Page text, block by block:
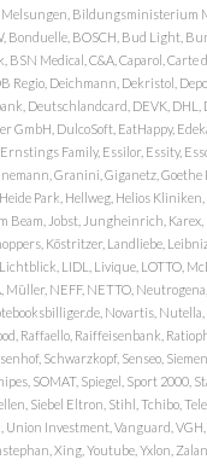
Melsungen, Bildungsministerium
Bonduelle, BOSCH, Bud Light,
Medical, C&A, Caparol, Carte d
Regio, Deichmann, Dekristol,
Deutschlandcard, DEVK, DHL,
GmbH, DulcoSoft, EatHappy,
Family, Essilor, Essity,
Granini, Giganetz, Goethe
Park, Hellweg, Helios Kliniken,
Beam, Jobst, Jungheinrich, Karex,
Köstritzer, Landliebe,
LIDL, Livique, LOTTO,
Müller, NEFF, NETTO,
Novartis, Nutella,
Raffaello, Raiffeisenbank,
Schwarzkopf, Senseo,
SOMAT, Spiegel, Sport 2000,
Siebel Eltron, Stihl, Tchibo,
Union Investment, Vanguard,
Xing, Youtube, Yxlon,